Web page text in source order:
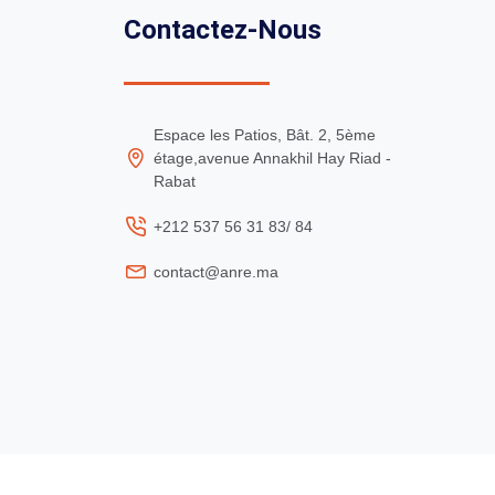
Contactez-Nous
Espace les Patios, Bât. 2, 5ème
étage,avenue Annakhil Hay Riad -
Rabat
+212 537 56 31 83/ 84
contact@anre.ma